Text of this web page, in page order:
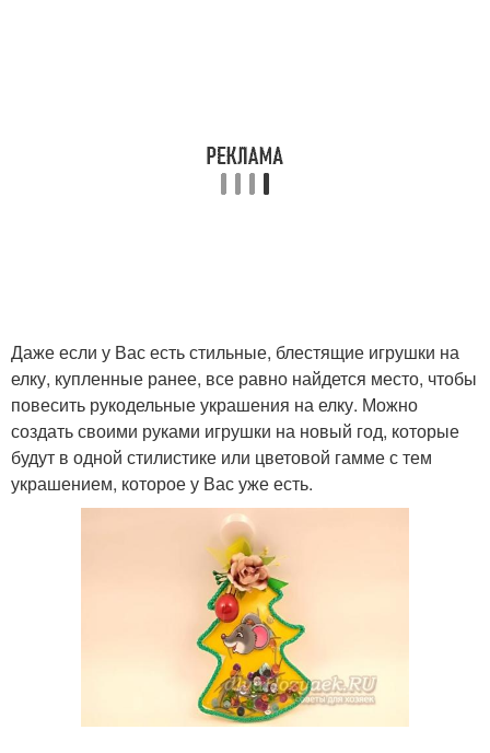
Даже если у Вас есть стильные, блестящие игрушки на
елку, купленные ранее, все равно найдется место, чтобы
повесить рукодельные украшения на елку. Можно
создать своими руками игрушки на новый год, которые
будут в одной стилистике или цветовой гамме с тем
украшением, которое у Вас уже есть.